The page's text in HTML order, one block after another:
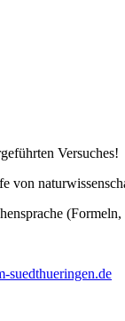
Versuches!
von
suedthueringen.de